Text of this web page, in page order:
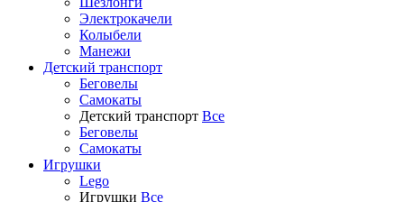
Электрокачели
Колыбели
Манежи
Детский транспорт
Беговелы
Самокаты
Детский транспорт Все
Беговелы
Самокаты
Игрушки
Lego
Игрушки Все